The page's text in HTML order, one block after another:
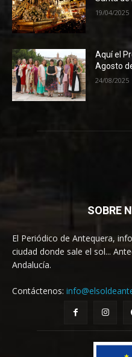
19/04/2025
Aquí el
Agosto
24/08/2025
SOBRE
El Periódico de Antequera,
ciudad donde sale el sol...
Andalucía.
Contáctenos: